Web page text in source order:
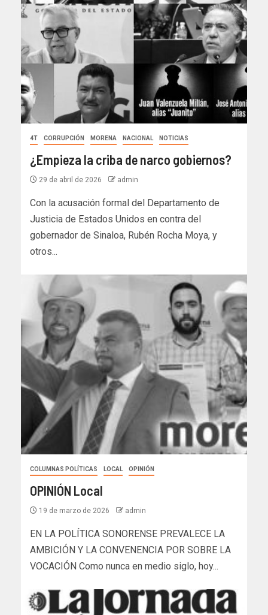
4T CORRUPCIÓN MORENA NACIONAL NOTICIAS
¿Empieza la criba de narco gobiernos?
29 de abril de 2026 admin
Con la acusación formal del Departamento de
Justicia de Estados Unidos en contra del
gobernador de Sinaloa, Rubén Rocha Moya, y
otros...
COLUMNAS POLÍTICAS LOCAL OPINIÓN
OPINIÓN Local
19 de marzo de 2026 admin
EN LA POLÍTICA SONORENSE PREVALECE LA
AMBICIÓN Y LA CONVENENCIA POR SOBRE LA
VOCACIÓN Como nunca en medio siglo, hoy...